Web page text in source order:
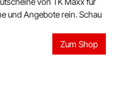
und Angebote rein. Schau
Zum Shop